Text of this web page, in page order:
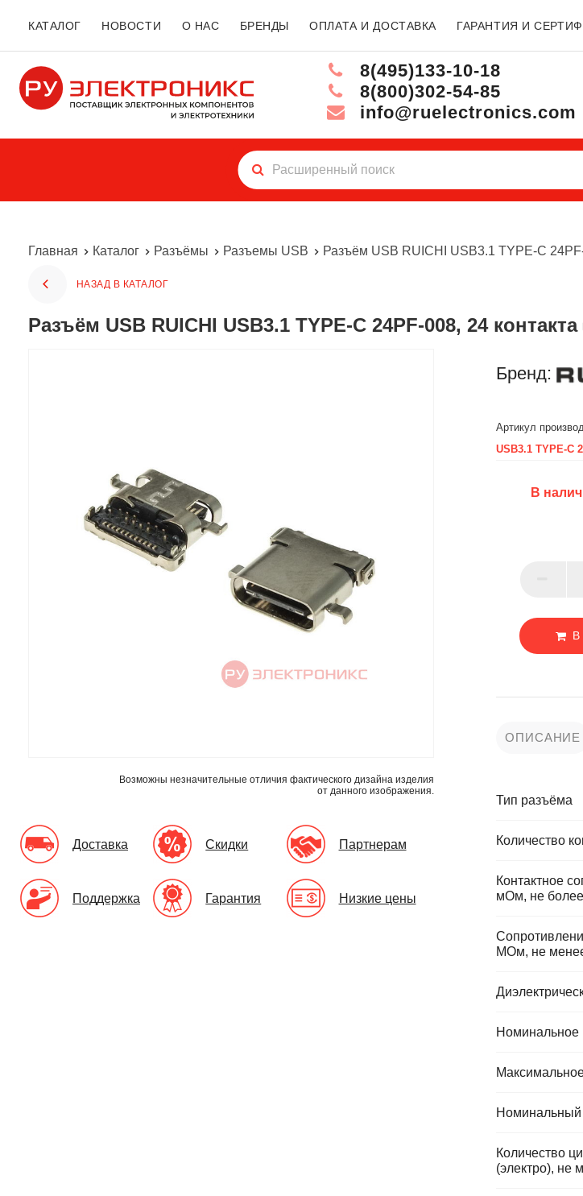
КАТАЛОГ НОВОСТИ О НАС БРЕНДЫ ОПЛАТА И ДОСТАВКА ГАРАНТИЯ И
8(495)133-10-18
8(800)302-54-85
info@ruelectronics.com
Главная Каталог Разъёмы Разъемы USB Разъём USB RUICHI USB3.1 TYPE-C
НАЗАД В КАТАЛОГ
Разъём USB RUICHI USB3.1 TYPE-C 24PF-008, 24 контакта
Возможны незначительные отличия фактического дизайна изделия
от данного изображения.
Доставка Скидки Партнерам
Поддержка Гарантия Низкие цены
Бренд:
Артикул
USB3.1 TYPE-C
В
В
ОПИСАНИЕ
Тип разъёма
Количество
Контактное
мОм, не более
МОм, не
Номинальное
Номинальный
Количество
(электро), не